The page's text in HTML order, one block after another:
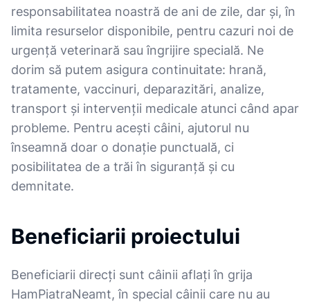
responsabilitatea noastră de ani de zile, dar și, în
limita resurselor disponibile, pentru cazuri noi de
urgență veterinară sau îngrijire specială. Ne
dorim să putem asigura continuitate: hrană,
tratamente, vaccinuri, deparazitări, analize,
transport și intervenții medicale atunci când apar
probleme. Pentru acești câini, ajutorul nu
înseamnă doar o donație punctuală, ci
posibilitatea de a trăi în siguranță și cu
demnitate.
Beneficiarii proiectului
Beneficiarii direcți sunt câinii aflați în grija
HamPiatraNeamt, în special câinii care nu au